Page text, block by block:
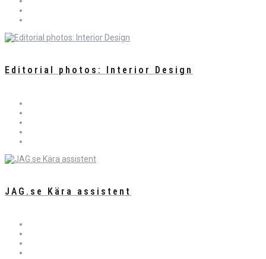
Editorial photos: Interior Design
JAG.se Kära assistent